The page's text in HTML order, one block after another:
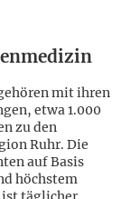
mit ihren
etwa 1.000
zu den
Ruhr. Die
auf Basis
höchstem